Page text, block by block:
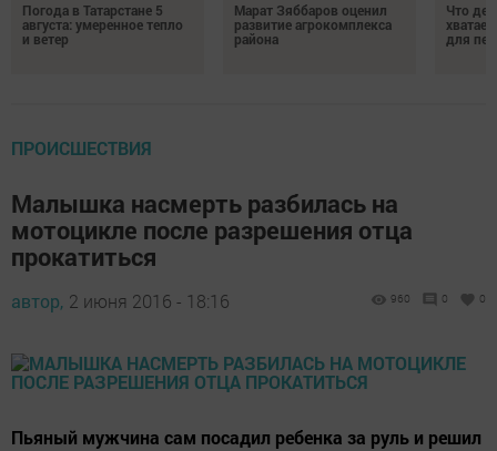
Погода в Татарстане 5
августа: умеренное тепло
и ветер
Марат Зяббаров оценил
развитие агрокомплекса
района
Что
для
ПРОИСШЕСТВИЯ
Малышка насмерть разбилась на
мотоцикле после разрешения отца
прокатиться
автор, 2 июня 2016 - 18:16 960 0 0
Пьяный мужчина сам посадил ребенка за руль и решил